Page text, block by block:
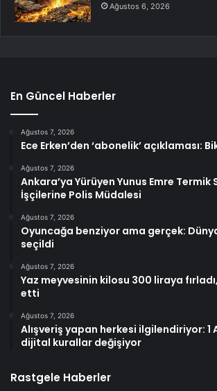
Ağustos 6, 2026
En Güncel Haberler
Ağustos 7, 2026
Ece Erken’den ‘abonelik’ açıklaması:
Ağustos 7, 2026
Ankara’ya Yürüyen Yunus Emre Termik
İşçilerine Polis Müdalesi
Ağustos 7, 2026
Oyuncağa benziyor ama gerçek:
seçildi
Ağustos 7, 2026
Yaz meyvesinin kilosu 300 liraya
etti
Ağustos 7, 2026
Alışveriş yapan herkesi ilgilendiriyor: 1
dijital kurallar değişiyor
Rastgele Haberler